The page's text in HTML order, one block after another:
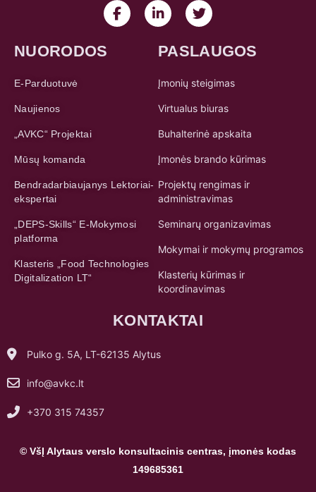
NUORODOS
E-Parduotuvė
Naujienos
„AVKC“ Projektai
Mūsų komanda
Bendradarbiaujanys Lektoriai-
ekspertai
„DEPS-Skills“ E-Mokymosi
platforma
Klasteris „Food Technologies
Digitalization LT“
PASLAUGOS
Įmonių steigimas
Virtualus biuras
Buhalterinė apskaita
Įmonės brando kūrimas
Projektų rengimas ir
administravimas
Seminarų organizavimas
Mokymai ir mokymų programos
Klasterių kūrimas ir
koordinavimas
KONTAKTAI
Pulko g. 5A, LT-62135 Alytus
info@avkc.lt
+370 315 74357
© VšĮ Alytaus verslo konsultacinis centras, įmonės kodas
149685361